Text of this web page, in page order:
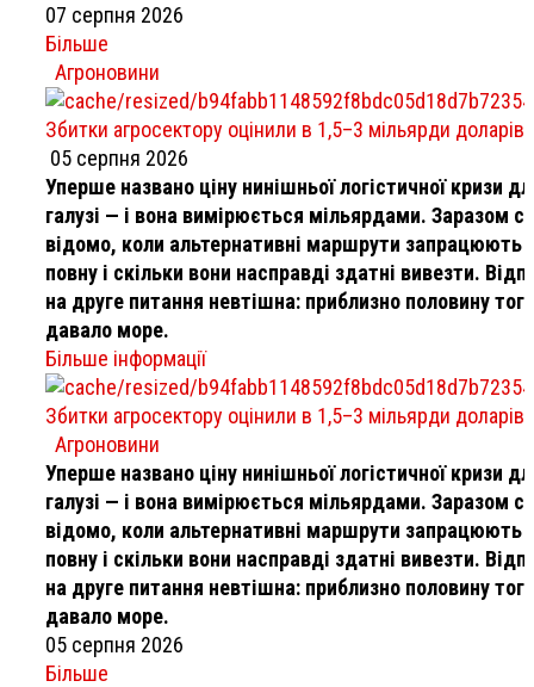
07 серпня 2026
Більше
Агроновини
Збитки агросектору оцінили в 1,5–3 мільярди доларів
05 серпня 2026
Уперше названо ціну нинішньої логістичної кризи
галузі — і вона вимірюється мільярдами. Заразом
відомо, коли альтернативні маршрути запрацюють
повну і скільки вони насправді здатні вивезти.
на друге питання невтішна: приблизно половину
давало море.
Більше інформації
Збитки агросектору оцінили в 1,5–3 мільярди доларів
Агроновини
Уперше названо ціну нинішньої логістичної кризи
галузі — і вона вимірюється мільярдами. Заразом
відомо, коли альтернативні маршрути запрацюють
повну і скільки вони насправді здатні вивезти.
на друге питання невтішна: приблизно половину
давало море.
05 серпня 2026
Більше